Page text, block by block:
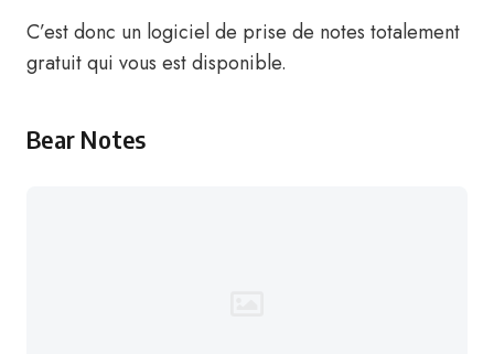
C’est donc un logiciel de prise de notes totalement
gratuit qui vous est disponible.
Bear Notes